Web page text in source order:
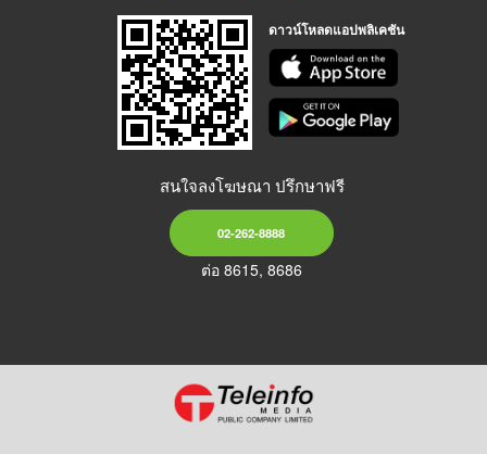
ดาวน์โหลดแอปพลิเคชัน
สนใจลงโฆษณา ปรึกษาฟรี
02-262-8888
ต่อ 8615, 8686